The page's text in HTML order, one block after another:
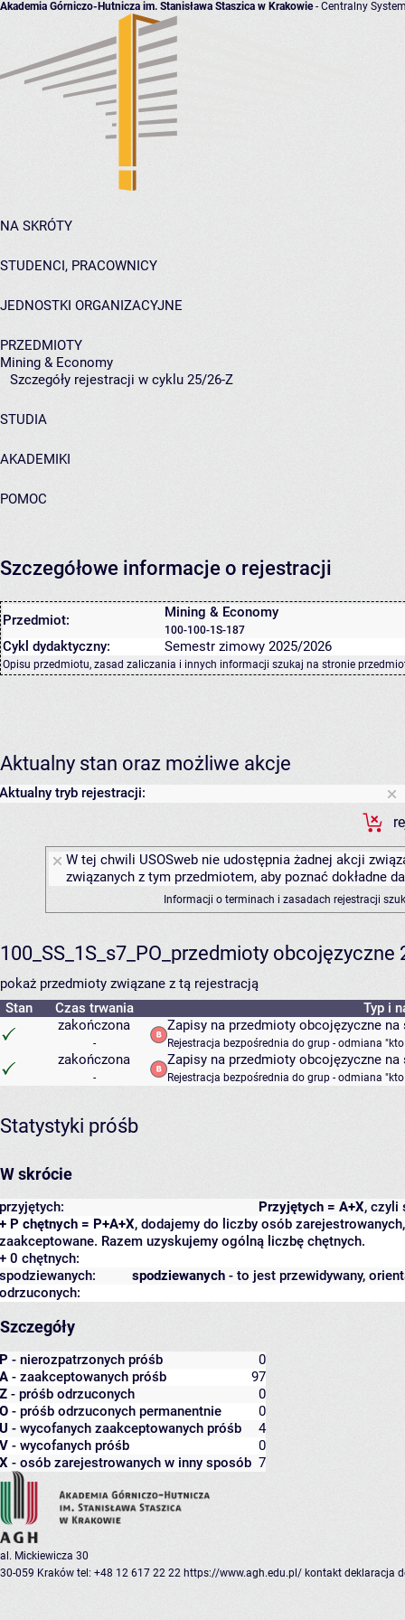
Akademia Górniczo-Hutnicza im. Stanisława Staszica w Krakowie- Centralny
NA SKRÓTY
STUDENCI, PRACOWNICY
JEDNOSTKI ORGANIZACYJNE
PRZEDMIOTY
Mining & Economy
Szczegóły rejestracji w cyklu 25/26-Z
STUDIA
AKADEMIKI
POMOC
Szczegółowe informacje o rejestracji
Przedmiot: Mining & Economy
100-100-1S-187
Cykl dydaktyczny: Semestr zimowy 2025/2026
Opisu przedmiotu, zasad zaliczania i innych informacji szukaj na stronie
Aktualny stan oraz możliwe akcje
Aktualny tryb rejestracji:
W tej chwili USOSweb nie udostępnia żadnej akcji
związanych z tym przedmiotem, aby poznać dokładne
Informacji o terminach i zasadach rejestracji
100_SS_1S_s7_PO_przedmioty
pokaż przedmioty związane z tą rejestracją
Stan
Czas trwania
Typ i
zakończona
-
Zapisy na przedmioty obcojęzyczne na
Rejestracja bezpośrednia do grup - odmiana
zakończona
-
Zapisy na przedmioty obcojęzyczne
Rejestracja bezpośrednia do grup - odmiana
Statystyki próśb
W skrócie
Przyjętych = A+X, czyli
przyjętych:
+ P chętnych = P+A+X, dodajemy do liczby osób
zaakceptowane. Razem uzyskujemy ogólną liczbę chętnych.
+ 0 chętnych:
spodziewanych - to jest przewidywany,
spodziewanych:
odrzuconych:
Szczegóły
P - nierozpatrzonych próśb
0
A - zaakceptowanych próśb
97
Z - próśb odrzuconych
0
O - próśb odrzuconych permanentnie
0
U - wycofanych zaakceptowanych próśb
4
V - wycofanych próśb
0
X - osób zarejestrowanych w inny sposób 7
al. Mickiewicza 30
30-059 Kraków tel: +48 12 617 22 22 https://www.agh.edu.pl/ kontakt deklaracja